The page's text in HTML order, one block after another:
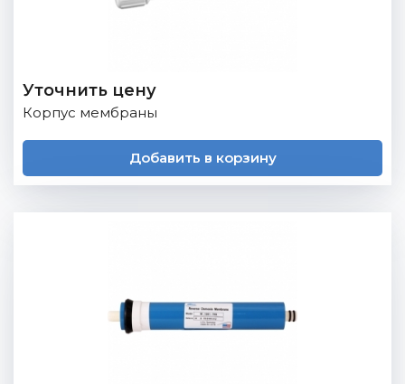
Уточнить цену
Корпус мембраны
Добавить в корзину